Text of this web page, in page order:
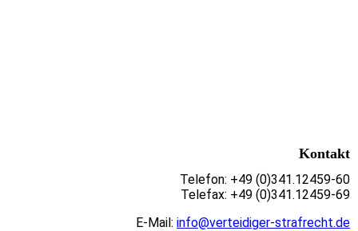
Kontakt
Telefon: +49 (0)341.12459-60
Telefax: +49 (0)341.12459-69
E-Mail: info@verteidiger-strafrecht.de